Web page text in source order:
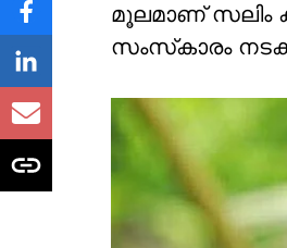
മൂലമാണ് സലിം
സംസ്‌കാരം